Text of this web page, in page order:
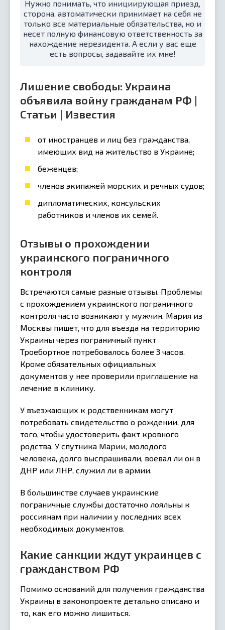
Нужно понимать, что инициирующая приезд,
сторона, автоматически принимает на себя не
только все материальные обязательства, но и
несет полную финансовую ответственность за
нахождение нерезидента. А если у вас еще
есть вопросы, задавайте их мне!
Лишение свободы: Украина
объявила войну гражданам РФ |
Статьи | Известия
от иностранцев и лиц без гражданства,
имеющих вид на жительство в Украине;
беженцев;
членов экипажей морских и речных судов;
дипломатических, консульских
работников и членов их семей.
Отзывы о прохождении
украинского пограничного
контроля
Встречаются самые разные отзывы. Проблемы
с прохождением украинского пограничного
контроля часто возникают у мужчин. Мария из
Москвы пишет, что для въезда на территорию
Украины через пограничный пункт
Троебортное потребовалось более 3 часов.
Кроме обязательных официальных
документов у нее проверили приглашение на
лечение в клинику.
У въезжающих к родственникам могут
потребовать свидетельство о рождении, для
того, чтобы удостоверить факт кровного
родства. У спутника Марии, молодого
человека, долго выспрашивали, воевал ли он в
ДНР или ЛНР, служил ли в армии.
В большинстве случаев украинские
пограничные службы достаточно лояльны к
россиянам при наличии у последних всех
необходимых документов.
Какие санкции ждут украинцев с
гражданством РФ
Помимо оснований для получения гражданства
Украины в законопроекте детально описано и
то, как его можно лишиться.